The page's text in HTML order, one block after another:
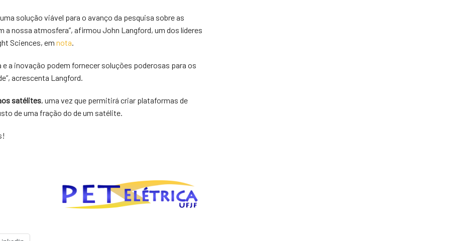
solução viável para o avanço da pesquisa sobre as
nossa atmosfera”, afirmou John Langford, um dos líderes
Sciences, em nota.
e a inovação podem fornecer soluções poderosas para os
acrescenta Langford.
satélites, uma vez que permitirá criar plataformas de
de uma fração do de um satélite.